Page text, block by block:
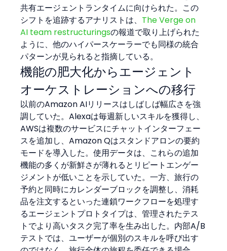
共有エージェントランタイムに向けられた。この
シフトを追跡するアナリストは、 The Verge on
AI team restructuringsの報道で取り上げられた
ように、他のハイパースケーラーでも同様の統合
パターンが見られると指摘している。
機能の肥大化からエージェント
オーケストレーションへの移行
以前のAmazon AIリリースはしばしば幅広さを強
調していた。Alexaは毎週新しいスキルを獲得し、
AWSは複数のサービスにチャットインターフェー
スを追加し、Amazon Qはスタンドアロンの要約
モードを導入した。使用データは、これらの追加
機能の多くが新鮮さが薄れるとリピートエンゲー
ジメントが低いことを示していた。一方、旅行の
予約と同時にカレンダーブロックを調整し、消耗
品を注文するといった連鎖ワークフローを処理す
るエージェントプロトタイプは、管理されたテス
トでより高いタスク完了率を生み出した。内部A/B
テストでは、ユーザーが個別のスキルを呼び出す